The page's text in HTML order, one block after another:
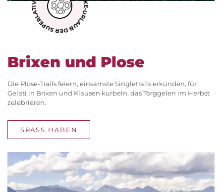
Brixen und Plose
Die Plose-Trails feiern, einsamste Singletrails erkunden, für
Gelati in Brixen und Klausen kurbeln, das Törggelen im Herbst
zelebrieren.
SPASS HABEN